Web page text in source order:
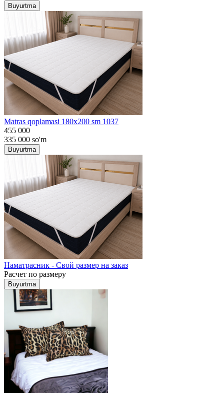
Buyurtma
Matras qoplamasi 180x200 sm 1037
455 000
335 000 so'm
Buyurtma
Наматрасник - Свой размер на заказ
Расчет по размеру
Buyurtma